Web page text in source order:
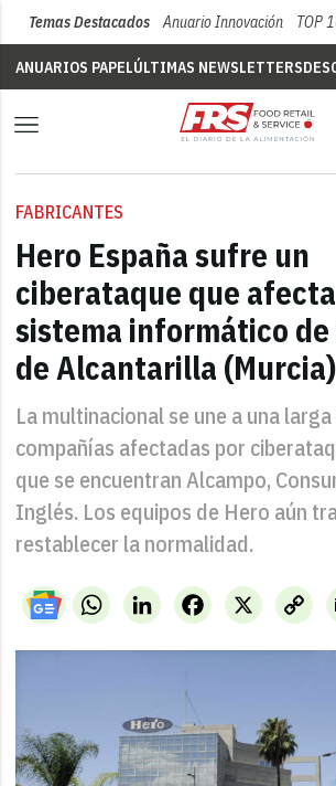
Temas Destacados Anuario Innovación TOP
ANUARIOS PAPELÚLTIMAS NEWSLETTERS
FABRICANTES
Hero España sufre un
ciberataque que
sistema informático
de Alcantarilla (Murcia)
La multinacional se une a una
compañías afectadas por
que se encuentran Alcampo,
Inglés. Los equipos de Hero aún
restablecer la normalidad.
WhatsAppLinkedIn X
Facebook